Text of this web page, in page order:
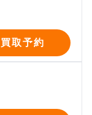
買取予約